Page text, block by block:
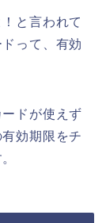
と言われて
って、有効
ドが使えず
効期限をチ